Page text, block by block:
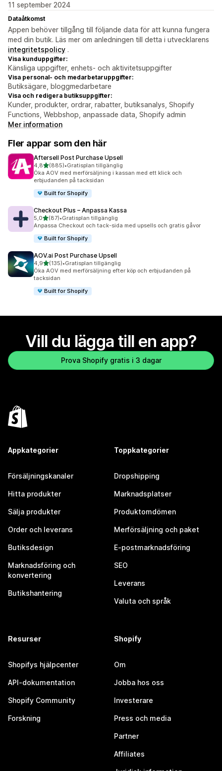
11 september 2024
Dataåtkomst
Appen behöver tillgång till följande data för att kunna fungera
med din butik. Läs mer om anledningen till detta i utvecklarens
integritetspolicy .
Visa kunduppgifter:
Känsliga uppgifter, enhets- och aktivitetsuppgifter
Visa personal- och medarbetaruppgifter:
Butiksägare, bloggmedarbetare
Visa och redigera butiksuppgifter:
Kunder, produkter, ordrar, rabatter, butiksanalys, Shopify
Functions, Webbshop, anpassade data, Shopify admin
Mer information
Fler appar som den här
Aftersell Post Purchase Upsell
4,8av 5 stjärnor
(885)
885 recensioner totalt
•Gratisplan tillgänglig
Öka AOV med merförsäljning i kassan med ett klick och
erbjudanden på tacksidan
Built for Shopify
Checkout Plus – Anpassa Kassa
5,0av 5 stjärnor
(87)
87 recensioner totalt
•Gratisplan tillgänglig
Anpassa Checkout och tack-sida med upsells och gratis gåvor
Built for Shopify
AOV.ai Post Purchase Upsell
4,9av 5 stjärnor
(135)
135 recensioner totalt
•Gratisplan tillgänglig
Öka AOV med merförsäljning efter köp och erbjudanden på
tacksidan
Built for Shopify
Vill du lägga till en app?
Prova Shopify gratis i 3 dagar
Appkategorier
Försäljningskanaler
Hitta produkter
Sälja produkter
Order och leverans
Butiksdesign
Marknadsföring och
konvertering
Butikshantering
Toppkategorier
Dropshipping
Marknadsplatser
Produktomdömen
Merförsäljning och paket
E-postmarknadsföring
SEO
Leverans
Valuta och språk
Resurser
Shopifys hjälpcenter
API-dokumentation
Shopify Community
Forskning
Shopify
Om
Jobba hos oss
Investerare
Press och media
Partner
Affiliates